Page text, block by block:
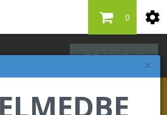
×
Bejelentkezés
0